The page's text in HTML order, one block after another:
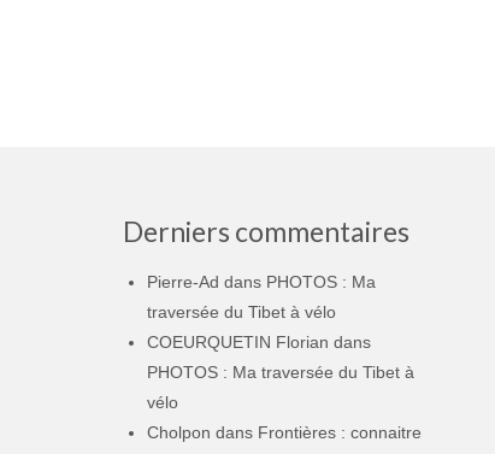
Derniers commentaires
Pierre-Ad dans PHOTOS : Ma
traversée du Tibet à vélo
COEURQUETIN Florian dans
PHOTOS : Ma traversée du Tibet à
vélo
Cholpon dans Frontières : connaitre